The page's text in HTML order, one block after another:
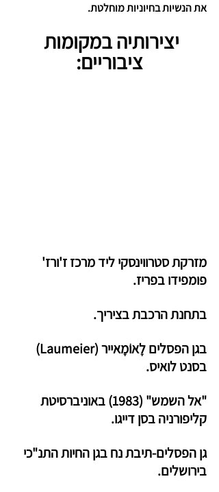
את הנשיות בחיוניות מוחלטת.
יצירותיה במקומות
ציבוריים:
מזרקת סטרווינסקי ליד מרכז ז'ורז'
פומפידו בפריז.
בתחנת הרכבת בציריך.
בגן הפסלים לָאוֹמָאייר (Laumeier)
בסנט לואיס.
"אל השמש" (1983) באוניברסיטת
קליפורניה בסן דייגו.
גן הפסלים-תיבת נח בגן החיות התנ"כי
בירושלים.